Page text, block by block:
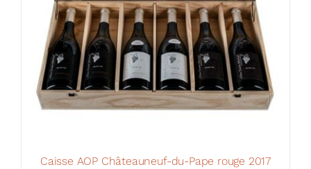
Caisse AOP Châteauneuf-du-Pape rouge 2017